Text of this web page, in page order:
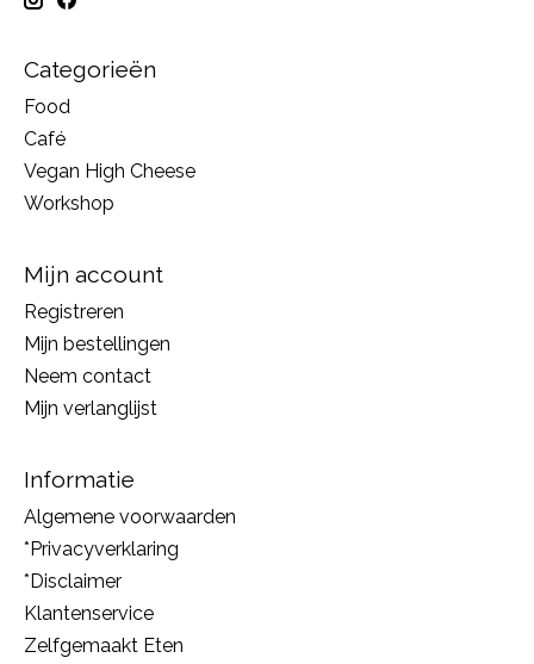
Categorieën
Food
Café
Vegan High Cheese
Workshop
Mijn account
Registreren
Mijn bestellingen
Neem contact
Mijn verlanglijst
Informatie
Algemene voorwaarden
*Privacyverklaring
*Disclaimer
Klantenservice
Zelfgemaakt Eten